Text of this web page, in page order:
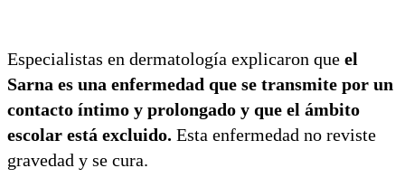
Especialistas en dermatología explicaron que el
Sarna es una enfermedad que se transmite por un
contacto íntimo y prolongado y que el ámbito
escolar está excluido. Esta enfermedad no reviste
gravedad y se cura.